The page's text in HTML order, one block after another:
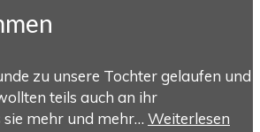
zu unsere Tochter gelaufen und
teils auch an ihr
mehr und mehr… Weiterlesen